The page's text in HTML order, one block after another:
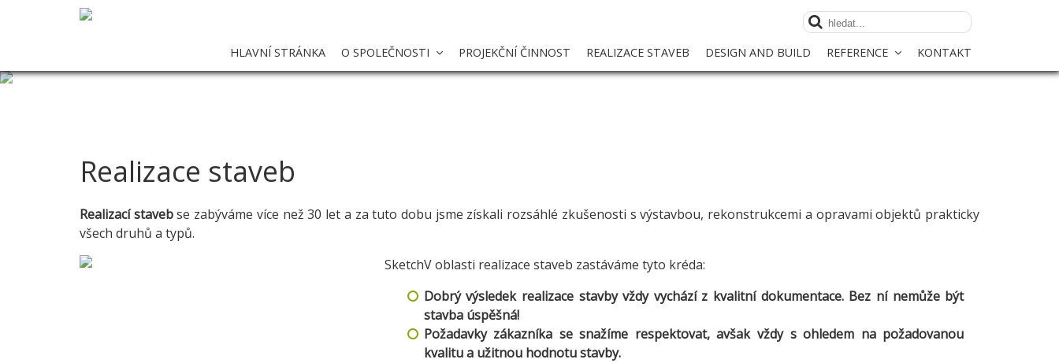
HLAVNÍ STRÁNKA O SPOLEČNOSTI PROJEKČNÍ ČINNOST REALIZACE STAVEB DESIGN AND BUILD REFERENCE KONTAKT
Realizace staveb
Realizací stavebse zabýváme více než 30 let a za tuto dobu jsme získali rozsáhlé zkušenosti s výstavbou, rekonstrukcemi a opravami objektů prakticky
všech druhů a typů.
V oblasti realizace staveb zastáváme tyto kréda:
Dobrý výsledek realizace stavby vždy vychází z kvalitní dokumentace. Bez ní nemůže být
stavba úspěšná!
Požadavky zákazníka se snažíme respektovat, avšak vždy s ohledem na požadovanou
kvalitu a užitnou hodnotu stavby.